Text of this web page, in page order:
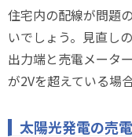
住宅内の配線が問題
いでしょう。見直し
出力端と売電メータ
が2Vを超えている場合
太陽光発電の売